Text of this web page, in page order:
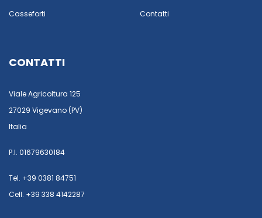
Casseforti
Contatti
CONTATTI
Viale Agricoltura 125
27029 Vigevano (PV)
Italia
P.I. 01679630184
Tel. +39 0381 84751
Cell. +39 338 4142287